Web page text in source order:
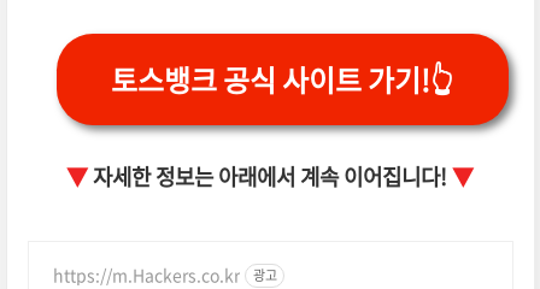
토스뱅크 공식 사이트 가기!👆
▼자세한 정보는 아래에서 계속 이어집니다! ▼
https://m.Hackers.co.kr 광고